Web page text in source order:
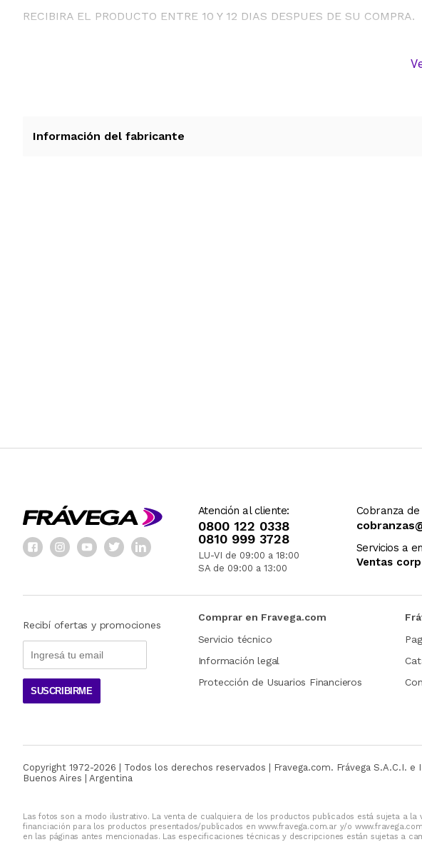
RECIBIRA EL PRODUCTO ENTRE 10 Y 12 DIAS DESPUES DE SU COMPRA.
Información del fabricante
Atención al cliente:
0800 122 0338
0810 999 3728
LU-VI de 09:00 a 18:00
SA de 09:00 a 13:00
Cobranza
Servicios a
Ventas
Recibí ofertas y promociones
SUSCRIBIRME
Comprar en Fravega.com
Servicio técnico
Información legal
Protección de Usuarios Financieros
Copyright 1972-2026 | Todos los derechos reservados | Fravega.com. Frávega S.A.C.I. e
Buenos Aires | Argentina
Las fotos son a modo ilustrativo. La venta de cualquiera de los productos publicados está sujeta a
financiación para los productos presentados/publicados en www.fravega.com.ar y/o
en las páginas antes mencionadas. Las especificaciones técnicas y descripciones están sujetas a